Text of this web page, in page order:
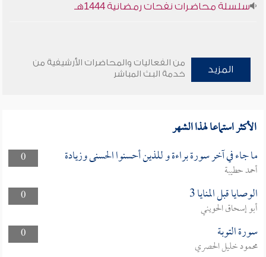
سلسلة محاضرات نفحات رمضانية 1444هـ
المزيد
من الفعاليات والمحاضرات الأرشيفية من
خدمة البث المباشر
الأكثر استماعا لهذا الشهر
0 ما جاء في آخر سورة براءة و للذين أحسنوا الحسنى وزيادة
أحمد حطيبة
0
الوصايا قبل المنايا 3
أبو إسحاق الحويني
0
سورة التوبة
محمود خليل الحصري